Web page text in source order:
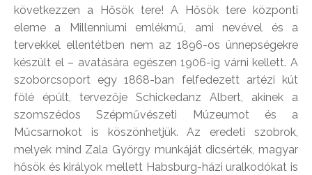
következzen a Hősök tere! A Hősök tere központi
eleme a Millenniumi emlékmű, ami nevével és a
tervekkel ellentétben nem az 1896-os ünnepségekre
készült el – avatására egészen 1906-ig várni kellett. A
szoborcsoport egy 1868-ban felfedezett artézi kút
fölé épült, tervezője Schickedanz Albert, akinek a
szomszédos Szépművészeti Múzeumot és a
Műcsarnokot is köszönhetjük. Az eredeti szobrok,
melyek mind Zala György munkáját dicsérték, magyar
hősök és királyok mellett Habsburg-házi uralkodókat is